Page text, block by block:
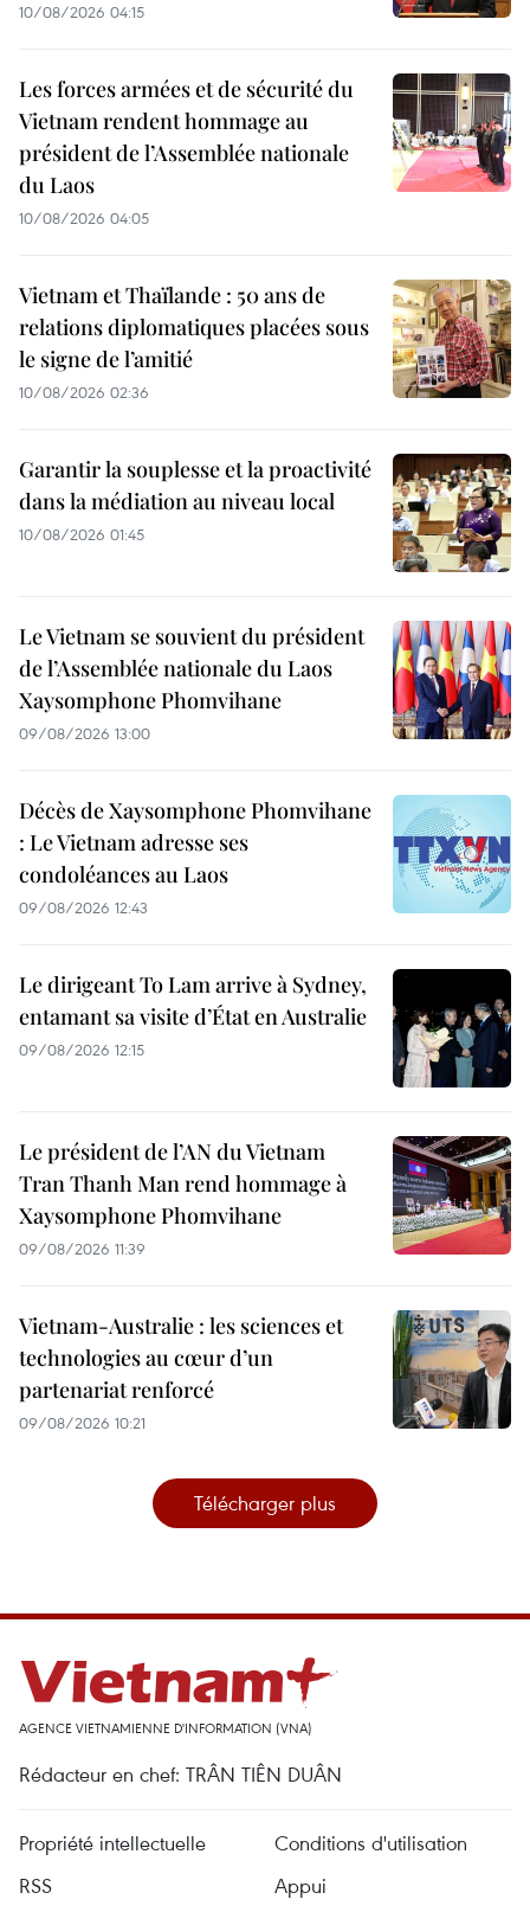
10/08/2026 04:15
Les forces armées et de sécurité du
Vietnam rendent hommage au
président de l’Assemblée nationale
du Laos
10/08/2026 04:05
Vietnam et Thaïlande : 50 ans de
relations diplomatiques placées sous
le signe de l’amitié
10/08/2026 02:36
Garantir la souplesse et la proactivité
dans la médiation au niveau local
10/08/2026 01:45
Le Vietnam se souvient du président
de l’Assemblée nationale du Laos
Xaysomphone Phomvihane
09/08/2026 13:00
Décès de Xaysomphone Phomvihane
: Le Vietnam adresse ses
condoléances au Laos
09/08/2026 12:43
Le dirigeant To Lam arrive à Sydney,
entamant sa visite d’État en Australie
09/08/2026 12:15
Le président de l’AN du Vietnam
Tran Thanh Man rend hommage à
Xaysomphone Phomvihane
09/08/2026 11:39
Vietnam-Australie : les sciences et
technologies au cœur d’un
partenariat renforcé
09/08/2026 10:21
Télécharger plus
AGENCE VIETNAMIENNE D'INFORMATION (VNA)
Rédacteur en chef: TRÂN TIÊN DUÂN
Propriété intellectuelle
Conditions d'utilisation
RSS
Appui